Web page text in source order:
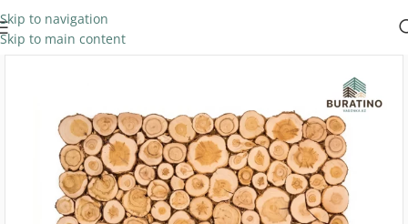
Skip to navigation
Skip to main content